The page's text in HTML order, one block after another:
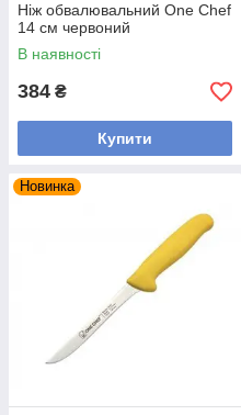
Ніж обвалювальний One Chef
14 см червоний
В наявності
384 ₴
Купити
Новинка